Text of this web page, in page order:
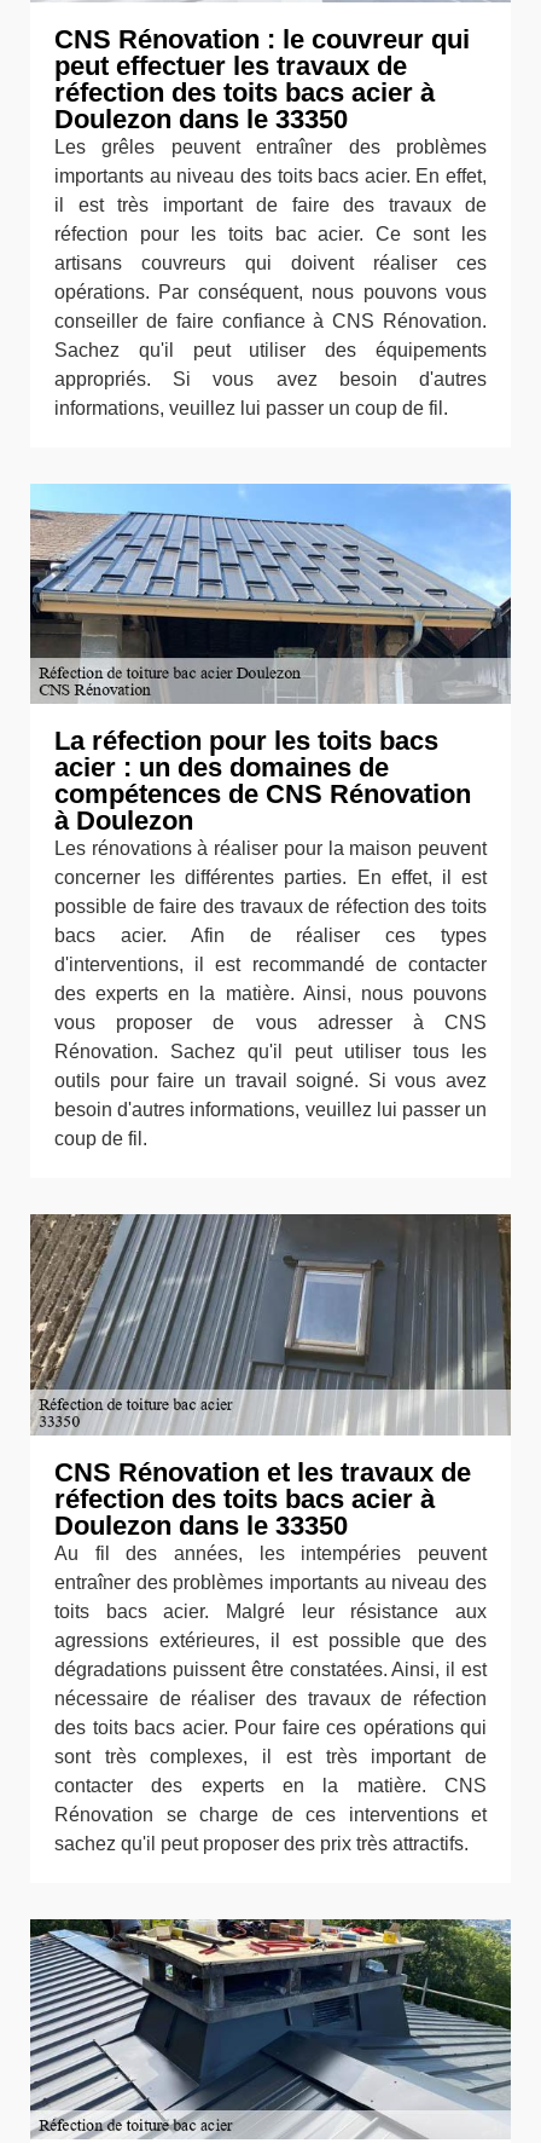
CNS Rénovation : le couvreur qui
peut effectuer les travaux de
réfection des toits bacs acier à
Doulezon dans le 33350
Les grêles peuvent entraîner des problèmes
importants au niveau des toits bacs acier. En effet,
il est très important de faire des travaux de
réfection pour les toits bac acier. Ce sont les
artisans couvreurs qui doivent réaliser ces
opérations. Par conséquent, nous pouvons vous
conseiller de faire confiance à CNS Rénovation.
Sachez qu'il peut utiliser des équipements
appropriés. Si vous avez besoin d'autres
informations, veuillez lui passer un coup de fil.
La réfection pour les toits bacs
acier : un des domaines de
compétences de CNS Rénovation
à Doulezon
Les rénovations à réaliser pour la maison peuvent
concerner les différentes parties. En effet, il est
possible de faire des travaux de réfection des toits
bacs acier. Afin de réaliser ces types
d'interventions, il est recommandé de contacter
des experts en la matière. Ainsi, nous pouvons
vous proposer de vous adresser à CNS
Rénovation. Sachez qu'il peut utiliser tous les
outils pour faire un travail soigné. Si vous avez
besoin d'autres informations, veuillez lui passer un
coup de fil.
CNS Rénovation et les travaux de
réfection des toits bacs acier à
Doulezon dans le 33350
Au fil des années, les intempéries peuvent
entraîner des problèmes importants au niveau des
toits bacs acier. Malgré leur résistance aux
agressions extérieures, il est possible que des
dégradations puissent être constatées. Ainsi, il est
nécessaire de réaliser des travaux de réfection
des toits bacs acier. Pour faire ces opérations qui
sont très complexes, il est très important de
contacter des experts en la matière. CNS
Rénovation se charge de ces interventions et
sachez qu'il peut proposer des prix très attractifs.